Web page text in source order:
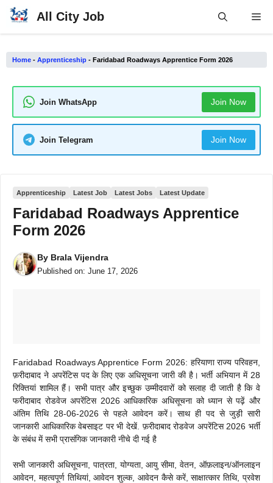
Skip
All City Job
Home - Apprenticeship - Faridabad Roadways Apprentice Form 2026
Join WhatsApp Join Now
Join Telegram Join Now
Apprenticeship Latest Job Latest Jobs Latest Update
Faridabad Roadways Apprentice
Form 2026
By Brala Vijendra
Published on: June 17, 2026
Faridabad Roadways Apprentice Form 2026: हरियाणा राज्य परिवहन,
फ़रीदाबाद ने अपरेंटिस पद के लिए एक अधिसूचना जारी की है। भर्ती अभियान में 28
रिक्तियां शामिल हैं। सभी पात्र और इच्छुक उम्मीदवारों को सलाह दी जाती है कि वे
फरीदाबाद रोडवेज अपरेंटिस 2026 आधिकारिक अधिसूचना को ध्यान से पढ़ें और
अंतिम तिथि 28-06-2026 से पहले आवेदन करें। साथ ही पद से जुड़ी सारी
जानकारी आधिकारिक वेबसाइट पर भी देखें. फ़रीदाबाद रोडवेज अपरेंटिस 2026 भर्ती
के संबंध में सभी प्रासंगिक जानकारी नीचे दी गई है
सभी जानकारी अधिसूचना, पात्रता, योग्यता, आयु सीमा, वेतन, ऑफ़लाइन/ऑनलाइन
आवेदन, महत्वपूर्ण तिथियां, आवेदन शुल्क, आवेदन कैसे करें, साक्षात्कार तिथि, प्रवेश